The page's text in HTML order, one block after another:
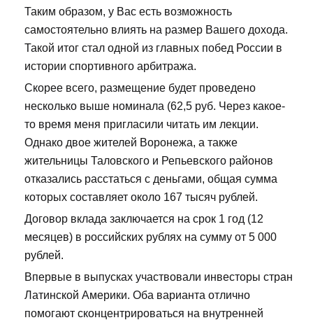
Таким образом, у Вас есть возможность
самостоятельно влиять на размер Вашего дохода.
Такой итог стал одной из главных побед России в
истории спортивного арбитража.
Скорее всего, размещение будет проведено
несколько выше номинала (62,5 руб. Через какое-
то время меня пригласили читать им лекции.
Однако двое жителей Воронежа, а также
жительницы Таловского и Репьевского районов
отказались расстаться с деньгами, общая сумма
которых составляет около 167 тысяч рублей.
Договор вклада заключается на срок 1 год (12
месяцев) в российских рублях на сумму от 5 000
рублей.
Впервые в выпусках участвовали инвесторы стран
Латинской Америки. Оба варианта отлично
помогают сконцентрироваться на внутренней